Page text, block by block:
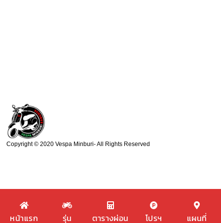
Copyright © 2020 Vespa Minburi- All Rights Reserved
หน้าแรก รุ่น ตารางผ่อน โปรฯ แผนที่